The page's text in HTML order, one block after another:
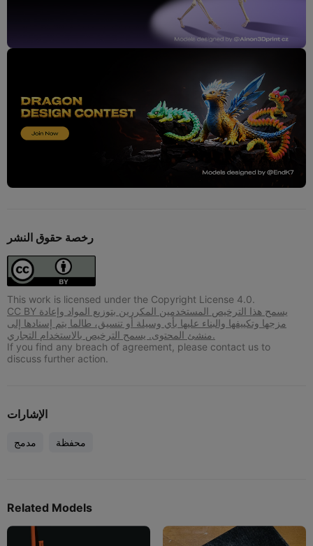
رخصة حقوق النشر
This work is licensed under the Copyright License 4.0.
CC BY يسمح هذا الترخيص المستخدمين المكررين بتوزيع المواد وإعادة
مزجها وتكييفها والبناء عليها بأي وسيلة أو تنسيق، طالما يتم إسنادها إلى
منشئ المحتوى. يسمح الترخيص بالاستخدام التجاري.
If you find any breach of agreement, please contact us to
discuss further action.
الإشارات
مدمج محفظة
Related Models